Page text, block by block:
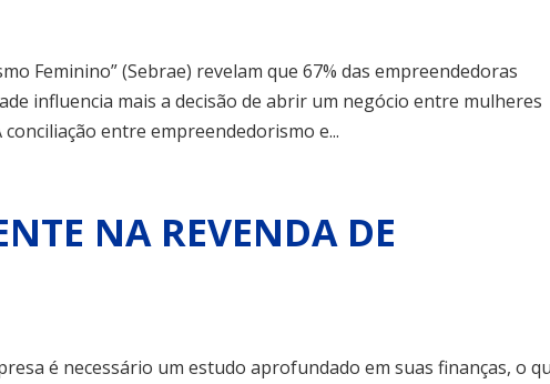
Feminino” (Sebrae) revelam que 67% das empreendedoras
influencia mais a decisão de abrir um negócio entre mulheres
entre empreendedorismo e...
NA REVENDA DE
é necessário um estudo aprofundado em suas finanças, o